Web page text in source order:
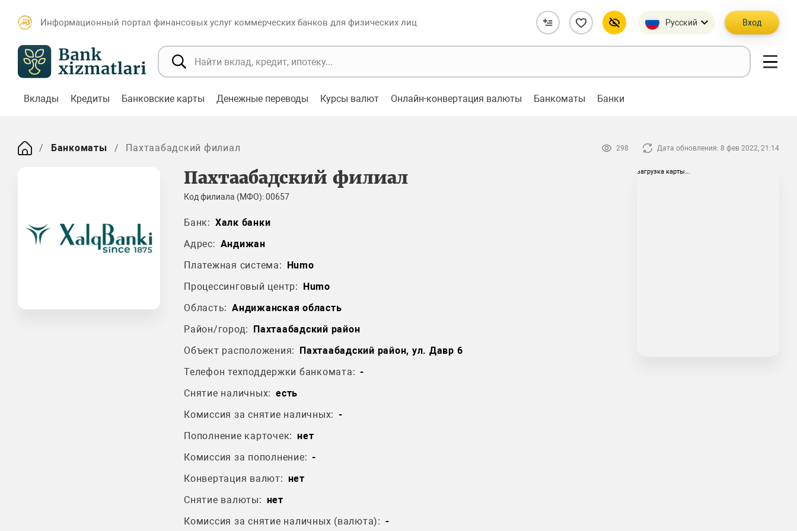
Информационный портал финансовых услуг коммерческих банков для физических лиц Русский Вход
Вклады Кредиты Банковские карты Денежные переводы Курсы валют Онлайн-конвертация валюты Банкоматы Банки
Банкоматы Пахтаабадский филиал 298 Дата обновления: 8 фев 2022, 21:14
Пахтаабадский филиал
Код филиала (МФО): 00657
Банк: Халк банки
Адрес: Андижан
Платежная система: Humo
Процессинговый центр: Humo
Область: Андижанская область
Район/город: Пахтаабадский район
Объект расположения: Пахтаабадский район, ул. Давр 6
Телефон техподдержки банкомата: -
Снятие наличных: есть
Комиссия за снятие наличных: -
Пополнение карточек: нет
Комиссия за пополнение: -
Конвертация валют: нет
Снятие валюты: нет
Комиссия за снятие наличных (валюта): -
загрузка карты...